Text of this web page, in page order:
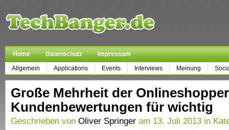
Home Datenschutz
Impressum
Allgemein
Applications Events Interviews Meinung
Große Mehrheit der
Kundenbewertungen für wichtig
Geschrieben von Oliver Springer am 13. Juli 2013 in